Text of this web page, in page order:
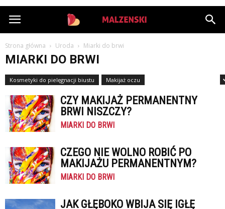
StazMalzenski.pl
Strona główna Uroda Miarki do brwi
MIARKI DO BRWI
Kosmetyki do pielęgnacji biustu
Makijaż oczu
CZY MAKIJAŻ PERMANENTNY
BRWI NISZCZY?
MIARKI DO BRWI
CZEGO NIE WOLNO ROBIĆ PO
MAKIJAŻU PERMANENTNYM?
MIARKI DO BRWI
JAK GŁĘBOKO WBIJA SIĘ IGŁĘ